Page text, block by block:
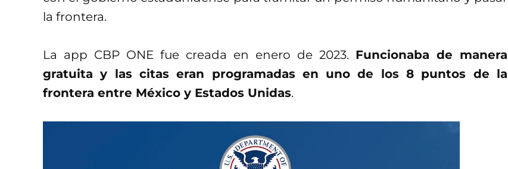
la frontera.
La app CBP ONE fue creada en enero de 2023. Funcionaba de manera
gratuita y las citas eran programadas en uno de los 8 puntos de la
frontera entre México y Estados Unidas.